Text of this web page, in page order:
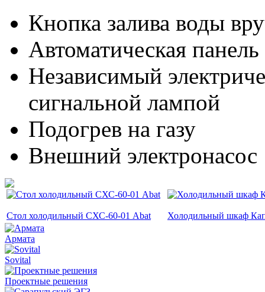
Кнопка залива воды
Автоматическая
Независимый
сигнальной лампой
Подогрев на газу
Внешний электронасос
Стол холодильный СХС-60-01 Abat Холодильный шкаф
Армата
Sovital
Проектные решения